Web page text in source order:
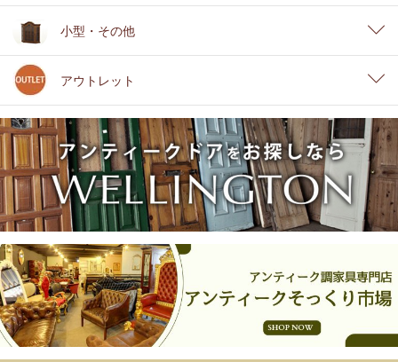
小型・その他
アウトレット